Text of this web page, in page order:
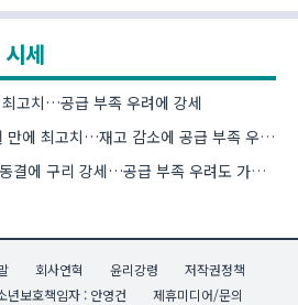
세
고치…공급 부족 우려에 강세
[비철금속 시황] 구리 2개월 만에 최고치…재고 감소에 공급 부족 우려 확대
[비철금속 시황] 연준 금리 동결에 구리 강세…공급 부족 우려도 가격 지지
회사연혁 윤리강령
저작권정책
년보호책임자 : 안영건
제휴미디어/문의